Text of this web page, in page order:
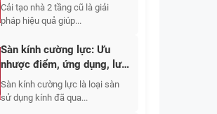
Cải tạo nhà 2 tầng cũ là giải
pháp hiệu quả giúp...
Sàn kính cường lực: Ưu
nhược điểm, ứng dụng, lưu
ý khi thi công 2026
Sàn kính cường lực là loại sàn
sử dụng kính đã qua...